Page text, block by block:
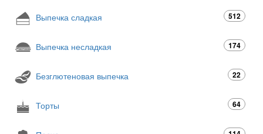
Выпечка сладкая 512
Выпечка несладкая 174
Безглютеновая выпечка 22
Торты 64